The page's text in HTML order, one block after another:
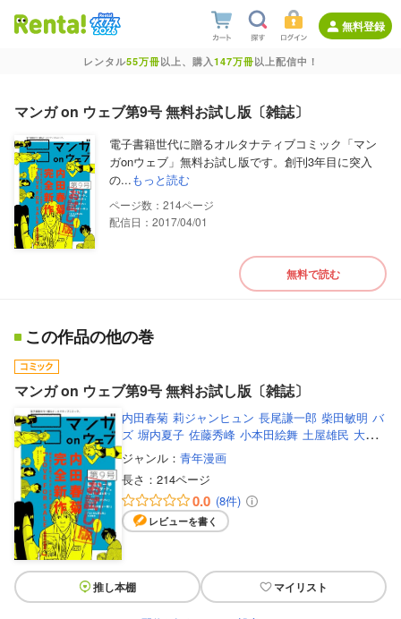
無料登録
レンタル55万冊以上、購入147万冊以上配信中！
マンガ on ウェブ第9号 無料お試し版〔雑誌〕
電子書籍世代に贈るオルタナティブコミック「マン
ガonウェブ」無料お試し版です。創刊3年目に突入
の...もっと読む
214
配信日：2017/04/01
無料で読む
この作品の他の巻
マンガ on ウェブ第9号 無料お試し版〔雑誌〕
内田春菊 莉ジャンヒュン 長尾謙一郎 柴田敏明 バ
ズ 塀内夏子 佐藤秀峰 小本田絵舞 土屋雄民 大一
古泉智浩
オヌマヨシテル
マモラ
吉田浩 佐藤智美
之介 虎井シュメール
石原まこちん もりもりも
吉田貴司
ジャンル： 青年漫画
長さ： 214ページ
0.0 (8件)
レビューを書く
推し本棚 マイリスト